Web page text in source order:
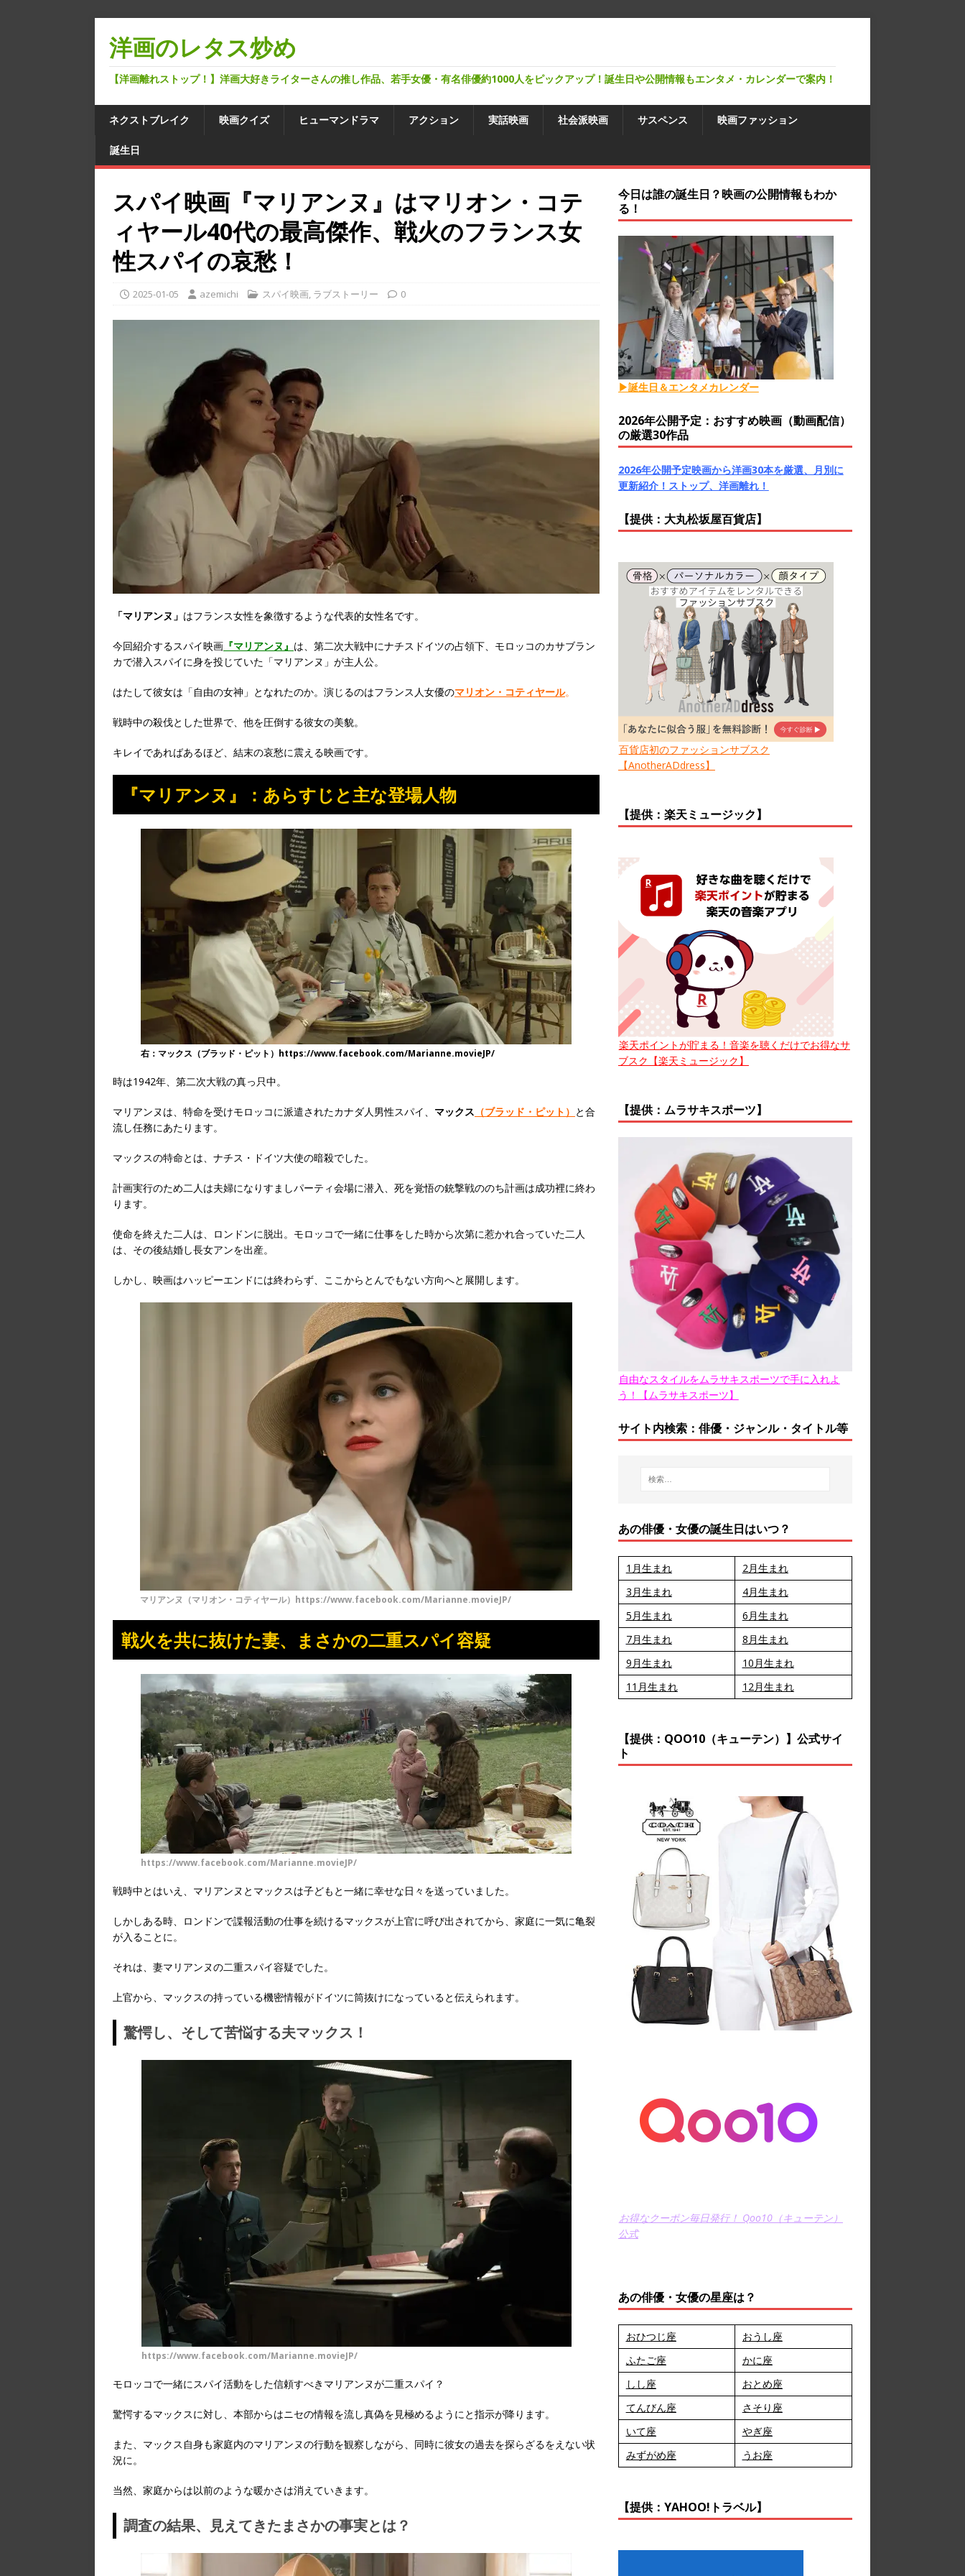
洋画のレタス炒め
【洋画離れストップ！】洋画大好きライターさんの推し作品、若手女優・有名俳優約1000人をピックアップ！誕生日や公開情報もエンタメ・カレンダーで案内！
ネクストブレイク 映画クイズ ヒューマンドラマ アクション 実話映画 社会派映画 サスペンス 映画ファッション
誕生日
スパイ映画『マリアンヌ』はマリオン・コテ
ィヤール40代の最高傑作、戦火のフランス女
性スパイの哀愁！
2025-01-05 azemichi スパイ映画, ラブストーリー 0
「マリアンヌ」 はフランス女性を象徴するような代表的女性名です。
今回紹介するスパイ映画 『マリアンヌ』 は、第二次大戦中にナチスドイツの占領下、モロッコのカサブラン
カで潜入スパイに身を投じていた「マリアンヌ」が主人公。
はたして彼女は「自由の女神」となれたのか。演じるのはフランス人女優のマリオン・コティヤール。
戦時中の殺伐とした世界で、他を圧倒する彼女の美貌。
キレイであればあるほど、結末の哀愁に震える映画です。
『マリアンヌ』：あらすじと主な登場人物
右：マックス（ブラッド・ピット）https://www.facebook.com/Marianne.movieJP/
時は1942年、第二次大戦の真っ只中。
マリアンヌは、特命を受けモロッコに派遣されたカナダ人男性スパイ、 マックス （ブラッド・ピット） と合
流し任務にあたります。
マックスの特命とは、ナチス・ドイツ大使の暗殺でした。
計画実行のため二人は夫婦になりすましパーティ会場に潜入、死を覚悟の銃撃戦ののち計画は成功裡に終わ
ります。
使命を終えた二人は、ロンドンに脱出。モロッコで一緒に仕事をした時から次第に惹かれ合っていた二人
は、その後結婚し長女アンを出産。
しかし、映画はハッピーエンドには終わらず、ここからとんでもない方向へと展開します。
マリアンヌ（マリオン・コティヤール）https://www.facebook.com/Marianne.movieJP/
戦火を共に抜けた妻、まさかの二重スパイ容疑
https://www.facebook.com/Marianne.movieJP/
戦時中とはいえ、マリアンヌとマックスは子どもと一緒に幸せな日々を送っていました。
しかしある時、ロンドンで諜報活動の仕事を続けるマックスが上官に呼び出されてから、家庭に一気に亀裂
が入ることに。
それは、妻マリアンヌの二重スパイ容疑でした。
上官から、マックスの持っている機密情報がドイツに筒抜けになっていると伝えられます。
驚愕し、そして苦悩する夫マックス！
https://www.facebook.com/Marianne.movieJP/
モロッコで一緒にスパイ活動をした信頼すべきマリアンヌが二重スパイ？
驚愕するマックスに対し、本部からはニセの情報を流し真偽を見極めるようにと指示が降ります。
また、マックス自身も家庭内のマリアンヌの行動を観察しながら、同時に彼女の過去を探らざるをえない状
況に。
当然、家庭からは以前のような暖かさは消えていきます。
調査の結果、見えてきたまさかの事実とは？
今日は誰の誕生日？映画の公開情報もわか
る！
▶誕生日＆エンタメカレンダー
2026年公開予定：おすすめ映画（動画配信）
の厳選30作品
2026年公開予定映画から洋画30本を厳選、月別に
更新紹介！ストップ、洋画離れ！
【提供：大丸松坂屋百貨店】
百貨店初のファッションサブスク
【AnotherADdress】
【提供：楽天ミュージック】
楽天ポイントが貯まる！音楽を聴くだけでお得なサ
ブスク【楽天ミュージック】
【提供：ムラサキスポーツ】
自由なスタイルをムラサキスポーツで手に入れよ
う！【ムラサキスポーツ】
サイト内検索：俳優・ジャンル・タイトル等
あの俳優・女優の誕生日はいつ？
1月生まれ
2月生まれ
3月生まれ
4月生まれ
5月生まれ
6月生まれ
7月生まれ
8月生まれ
9月生まれ
10月生まれ
11月生まれ
12月生まれ
【提供：QOO10（キューテン）】公式サイ
ト
お得なクーポン毎日発行！ Qoo10（キューテン）
公式
あの俳優・女優の星座は？
おひつじ座
おうし座
ふたご座
かに座
しし座
おとめ座
てんびん座
さそり座
いて座
やぎ座
みずがめ座
うお座
【提供：YAHOO!トラベル】